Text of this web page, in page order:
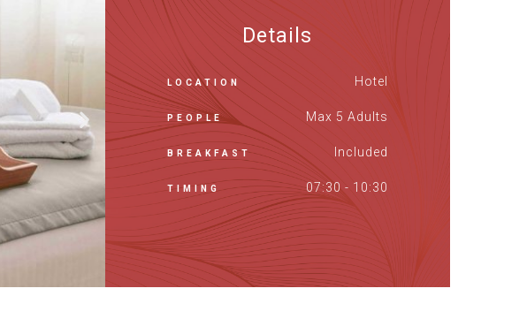
Details
LOCATION Hotel
PEOPLE Max 5 Adults
BREAKFAST Included
TIMING 07:30 - 10:30